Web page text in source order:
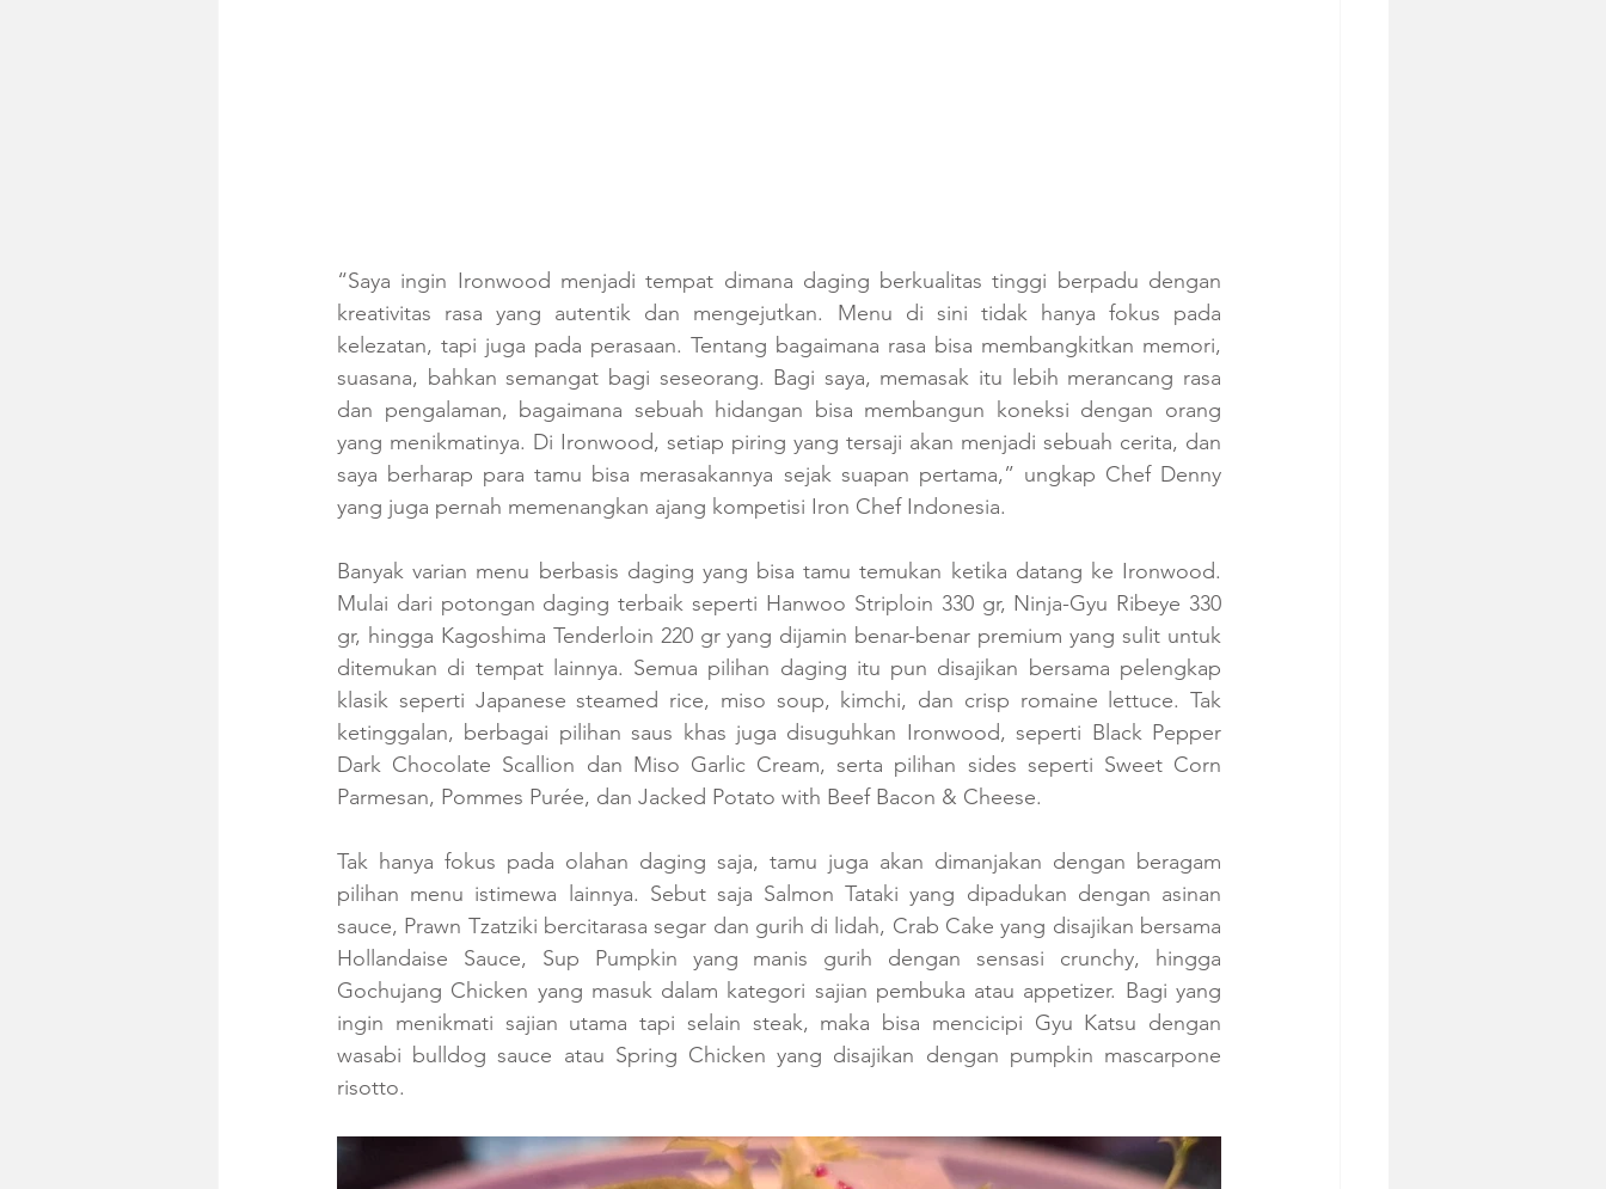
“Saya ingin Ironwood menjadi tempat dimana daging berkualitas tinggi berpadu dengan
kreativitas rasa yang autentik dan mengejutkan. Menu di sini tidak hanya fokus pada
kelezatan, tapi juga pada perasaan. Tentang bagaimana rasa bisa membangkitkan memori,
suasana, bahkan semangat bagi seseorang. Bagi saya, memasak itu lebih merancang rasa
dan pengalaman, bagaimana sebuah hidangan bisa membangun koneksi dengan orang
yang menikmatinya. Di Ironwood, setiap piring yang tersaji akan menjadi sebuah cerita, dan
saya berharap para tamu bisa merasakannya sejak suapan pertama,” ungkap Chef Denny
yang juga pernah memenangkan ajang kompetisi Iron Chef Indonesia.
Banyak varian menu berbasis daging yang bisa tamu temukan ketika datang ke Ironwood.
Mulai dari potongan daging terbaik seperti Hanwoo Striploin 330 gr, Ninja-Gyu Ribeye 330
gr, hingga Kagoshima Tenderloin 220 gr yang dijamin benar-benar premium yang sulit untuk
ditemukan di tempat lainnya. Semua pilihan daging itu pun disajikan bersama pelengkap
klasik seperti Japanese steamed rice, miso soup, kimchi, dan crisp romaine lettuce. Tak
ketinggalan, berbagai pilihan saus khas juga disuguhkan Ironwood, seperti Black Pepper
Dark Chocolate Scallion dan Miso Garlic Cream, serta pilihan sides seperti Sweet Corn
Parmesan, Pommes Purée, dan Jacked Potato with Beef Bacon & Cheese.
Tak hanya fokus pada olahan daging saja, tamu juga akan dimanjakan dengan beragam
pilihan menu istimewa lainnya. Sebut saja Salmon Tataki yang dipadukan dengan asinan
sauce, Prawn Tzatziki bercitarasa segar dan gurih di lidah, Crab Cake yang disajikan bersama
Hollandaise Sauce, Sup Pumpkin yang manis gurih dengan sensasi crunchy, hingga
Gochujang Chicken yang masuk dalam kategori sajian pembuka atau appetizer. Bagi yang
ingin menikmati sajian utama tapi selain steak, maka bisa mencicipi Gyu Katsu dengan
wasabi bulldog sauce atau Spring Chicken yang disajikan dengan pumpkin mascarpone
risotto.